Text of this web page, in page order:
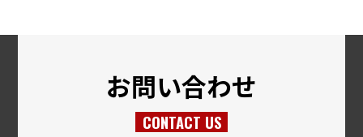
お問い合わせ
CONTACT US